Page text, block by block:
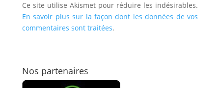
Ce site utilise Akismet pour réduire les indésirables.
En savoir plus sur la façon dont les données de vos
commentaires sont traitées.
Nos partenaires